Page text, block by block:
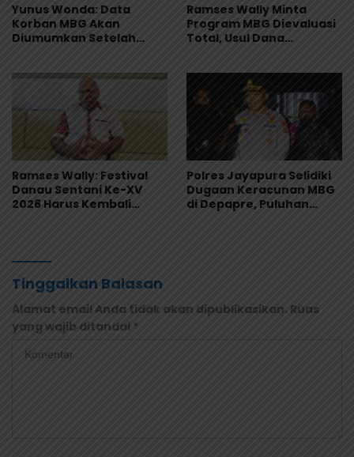
Yunus Wonda: Data
Korban MBG Akan
Diumumkan Setelah
Ramses Wally Minta
Program MBG Dievaluasi
Total, Usul Dana
Ramses Wally: Festival
Danau Sentani Ke-XV
2026 Harus Kembali
Polres Jayapura Selidiki
Dugaan Keracunan MBG
di Depapre, Puluhan
Tinggalkan Balasan
Alamat email Anda tidak akan dipublikasikan. Ruas
yang wajib ditandai *